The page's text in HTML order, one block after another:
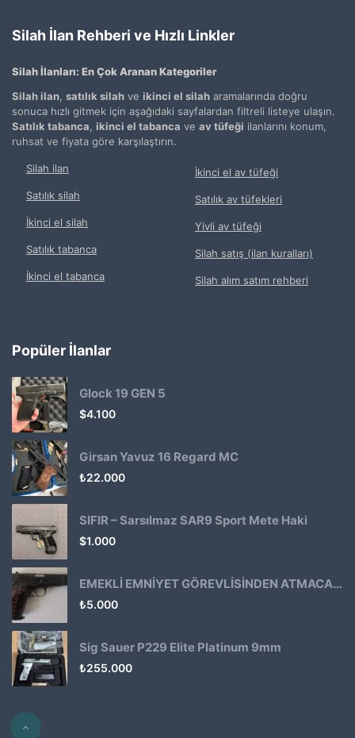
Silah İlan Rehberi ve Hızlı Linkler
Silah İlanları: En Çok Aranan Kategoriler
Silah ilan satılık silah ve ikinci el silah aramalarında doğru
sonuca hızlı gitmek için aşağıdaki sayfalardan filtreli listeye ulaşın.
Satılık tabanca ikinci el tabanca ve av tüfeği ilanlarını konum,
ruhsat ve fiyata göre karşılaştırın.
Silah ilan
Satılık silah
İkinci el silah
Satılık tabanca
İkinci el tabanca
İkinci el av tüfeği
Satılık av tüfekleri
Yivli av tüfeği
Silah satış (ilan kuralları)
Silah alım satım rehberi
Popüler İlanlar
Glock 19 GEN 5
$4.100
Girsan Yavuz 16 Regard MC
₺22.000
SIFIR – Sarsılmaz SAR9 Sport Mete Haki
$1.000
EMEKLİ EMNİYET GÖREVLİSİNDEN ATMACA 53 KLASİK14
₺5.000
Sig Sauer P229 Elite Platinum 9mm
₺255.000